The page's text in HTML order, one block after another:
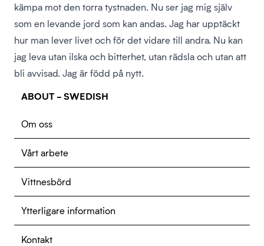
kämpa mot den torra tystnaden. Nu ser jag mig själv
som en levande jord som kan andas. Jag har upptäckt
hur man lever livet och för det vidare till andra. Nu kan
jag leva utan ilska och bitterhet, utan rädsla och utan att
bli avvisad. Jag är född på nytt.
ABOUT - SWEDISH
Om oss
Vårt arbete
Vittnesbörd
Ytterligare information
Kontakt